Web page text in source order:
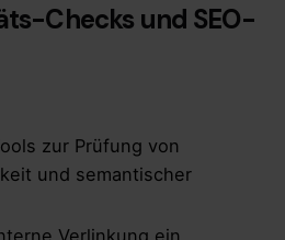
Checks und SEO-
zur Prüfung von
und semantischer